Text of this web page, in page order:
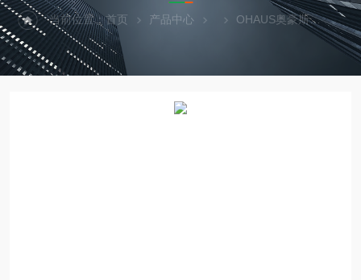
当前位置：首页 产品中心 OHAUS奥豪斯